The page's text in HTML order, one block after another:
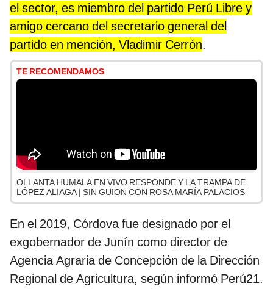
el sector, es miembro del partido Perú Libre y
amigo cercano del secretario general del
partido en mención, Vladimir Cerrón.
TE RECOMENDAMOS
OLLANTA HUMALA EN VIVO RESPONDE Y LA TRAMPA DE
LÓPEZ ALIAGA | SIN GUION CON ROSA MARÍA PALACIOS
En el 2019, Córdova fue designado por el
exgobernador de Junín como director de
Agencia Agraria de Concepción de la Dirección
Regional de Agricultura, según informó Perú21.